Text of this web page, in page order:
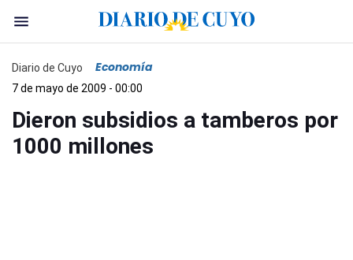
Diario de Cuyo Economía
7 de mayo de 2009 - 00:00
Dieron subsidios a tamberos por
1000 millones